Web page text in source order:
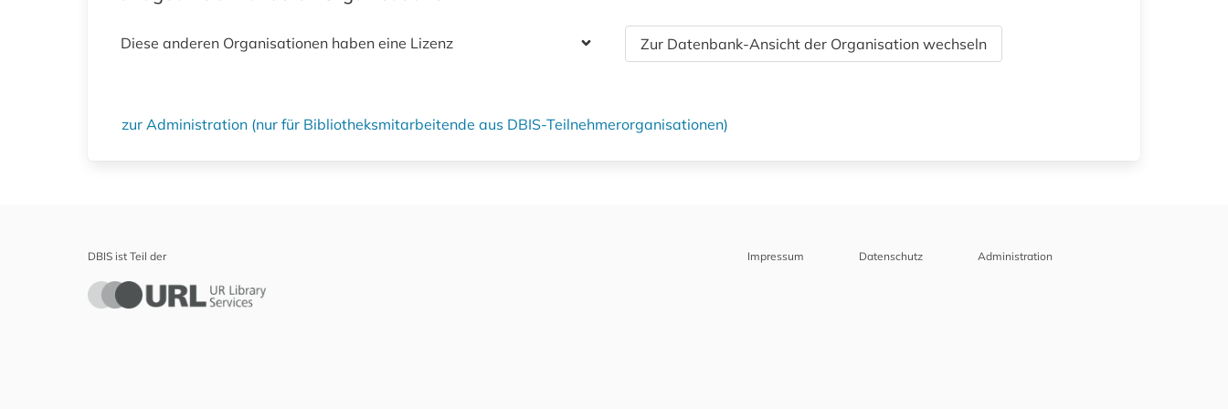
Diese anderen Organisationen haben eine Lizenz Zur Datenbank-Ansicht der Organisation wechseln
zur Administration (nur für Bibliotheksmitarbeitende aus DBIS-Teilnehmerorganisationen)
DBIS ist Teil der Impressum Datenschutz Administration